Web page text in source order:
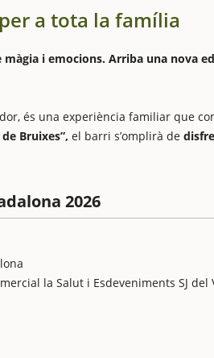
a tota la família
i emocions. Arriba una nova
és una experiència familiar que
de Bruixes”, el barri s’omplirà de
2026
la Salut i Esdeveniments SJ del